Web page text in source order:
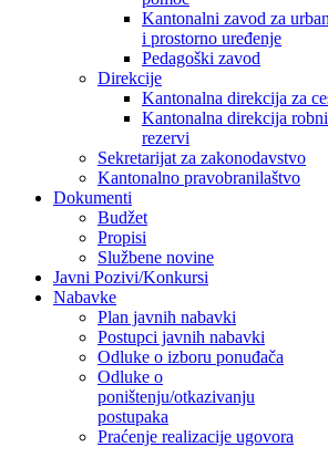
Kantonalni zavod za
i prostorno uređenje
Pedagoški zavod
Direkcije
Kantonalna direkcija za
Kantonalna direkcija
rezervi
Sekretarijat za zakonodavstvo
Kantonalno pravobranilaštvo
Dokumenti
Budžet
Propisi
Službene novine
Javni Pozivi/Konkursi
Nabavke
Plan javnih nabavki
Postupci javnih nabavki
Odluke o izboru ponuđača
Odluke o
poništenju/otkazivanju
postupaka
Praćenje realizacije ugovora